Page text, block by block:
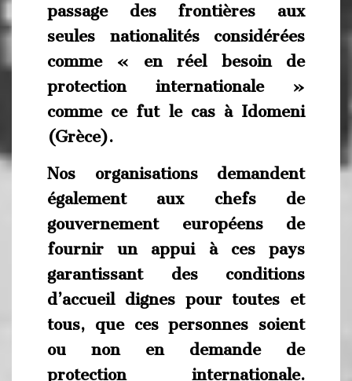
passage des frontières aux
seules nationalités considérées
comme « en réel besoin de
protection internationale »
comme ce fut le cas à Idomeni
(Grèce).
Nos organisations demandent
également aux chefs de
gouvernement européens de
fournir un appui à ces pays
garantissant des conditions
d’accueil dignes pour toutes et
tous, que ces personnes soient
ou non en demande de
protection internationale.